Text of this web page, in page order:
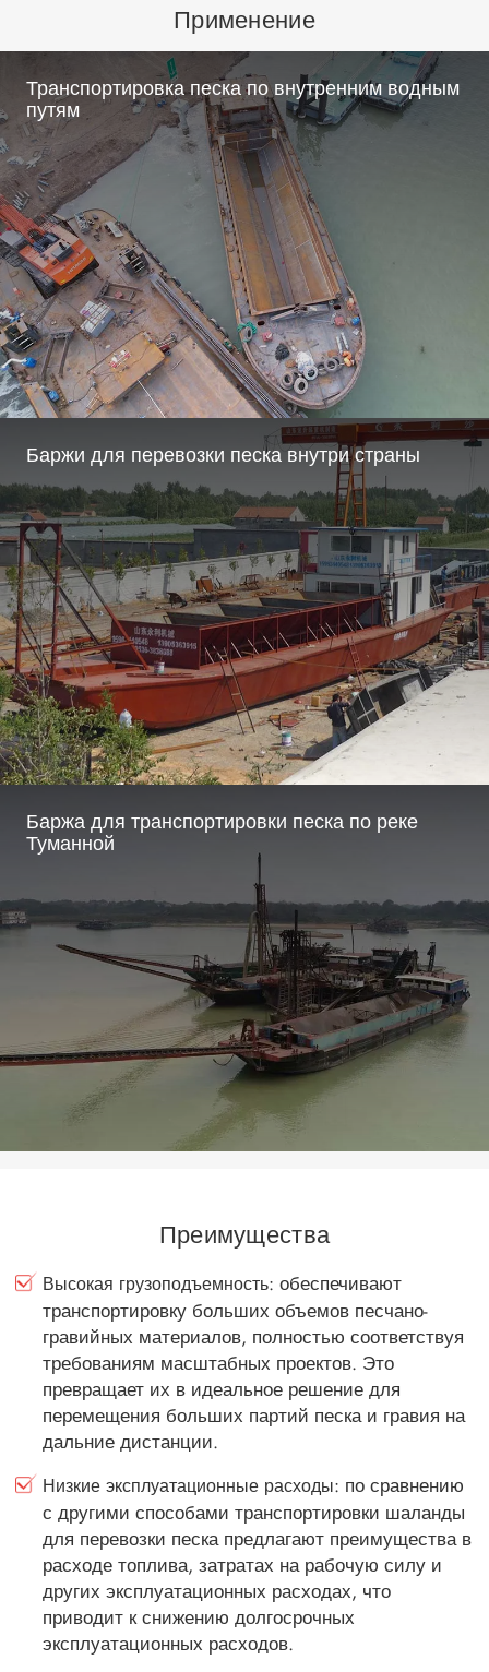
Применение
Транспортировка песка по внутренним водным
путям
Баржи для перевозки песка внутри страны
Баржа для транспортировки песка по реке
Туманной
Преимущества
Высокая грузоподъемность: обеспечивают
транспортировку больших объемов песчано-
гравийных материалов, полностью соответствуя
требованиям масштабных проектов. Это
превращает их в идеальное решение для
перемещения больших партий песка и гравия на
дальние дистанции.
Низкие эксплуатационные расходы: по сравнению
с другими способами транспортировки шаланды
для перевозки песка предлагают преимущества в
расходе топлива, затратах на рабочую силу и
других эксплуатационных расходах, что
приводит к снижению долгосрочных
эксплуатационных расходов.